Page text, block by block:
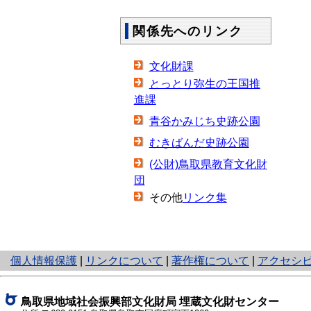
関係先へのリンク
文化財課
とっとり弥生の王国推
進課
青谷かみじち史跡公園
むきばんだ史跡公園
(公財)鳥取県教育文化財
団
その他リンク集
個人情報保護
と
り
ッ
リンクについて 著作権について アクセシ
鳥取県地域社会振興部文化財局 埋蔵文化財センター